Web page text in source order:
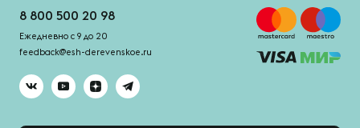
8 800 500 20 98
Ежедневно с 9 до 20
feedback@esh-derevenskoe.ru